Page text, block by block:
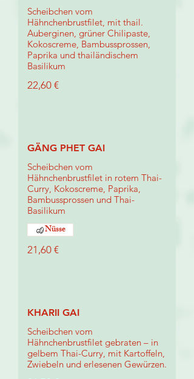
Scheibchen vom
Hähnchenbrustfilet, mit thail.
Auberginen, grüner Chilipaste,
Kokoscreme, Bambussprossen,
Paprika und thailändischem
Basilikum
22,60 €
GÄNG PHET GAI
Scheibchen vom
Hähnchenbrustfilet in rotem Thai-
Curry, Kokoscreme, Paprika,
Bambussprossen und Thai-
Basilikum
21,60 €
Nüsse
KHARII GAI
Scheibchen vom
Hähnchenbrustfilet gebraten – in
gelbem Thai-Curry, mit Kartoffeln,
Zwiebeln und erlesenen Gewürzen.